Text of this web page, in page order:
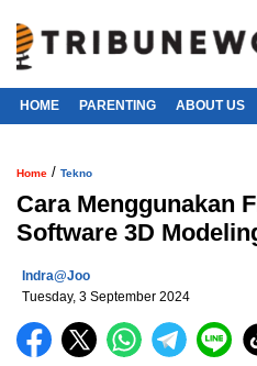
HOME PARENTING ABOUT US
Home / Tekno
Cara Menggunakan
Software 3D
Indra@joo
Tuesday, 3 September 2024